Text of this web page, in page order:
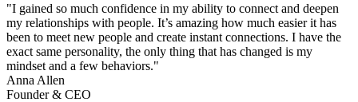
"I gained so much confidence in my ability to connect and deepen
my relationships with people. It’s amazing how much easier it has
been to meet new people and create instant connections. I have the
exact same personality, the only thing that has changed is my
mindset and a few behaviors."
Anna Allen
Founder & CEO